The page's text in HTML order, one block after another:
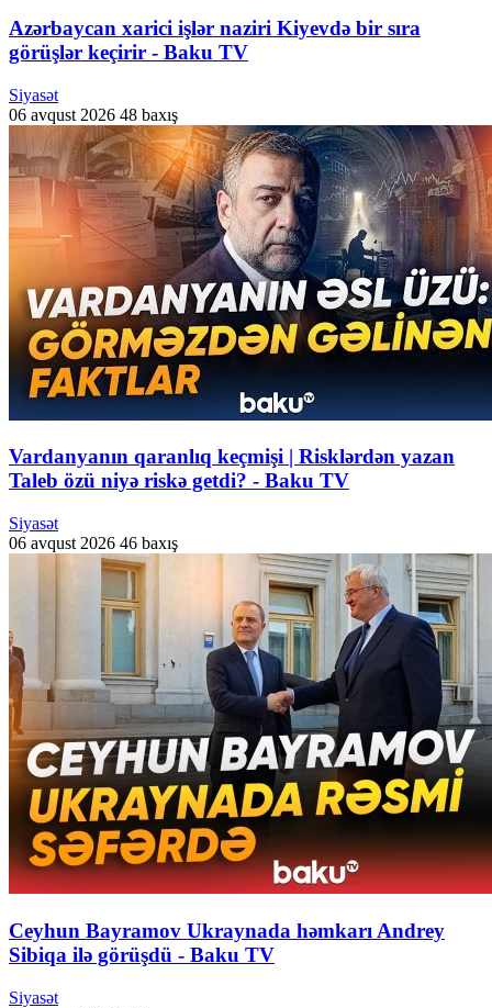
Azərbaycan xarici işlər naziri Kiyevdə bir sıra
görüşlər keçirir - Baku TV
Siyasət
06 avqust 2026 48 baxış
Vardanyanın qaranlıq keçmişi | Risklərdən yazan
Taleb özü niyə riskə getdi? - Baku TV
Siyasət
06 avqust 2026 46 baxış
Ceyhun Bayramov Ukraynada həmkarı Andrey
Sibiqa ilə görüşdü - Baku TV
Siyasət